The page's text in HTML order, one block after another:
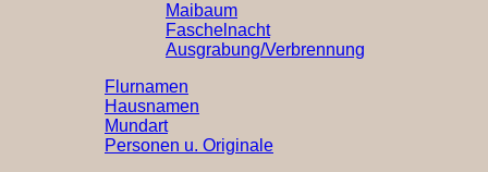
Maibaum
Faschelnacht
Ausgrabung/Verbrennung
Flurnamen
Hausnamen
Mundart
Personen u. Originale